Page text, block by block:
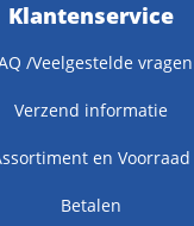
Klantenservice
/Veelgestelde vragen
Verzend informatie
en Voorraad
Betalen